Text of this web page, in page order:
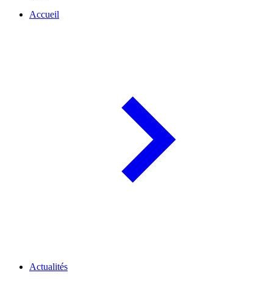
Accueil
Actualités